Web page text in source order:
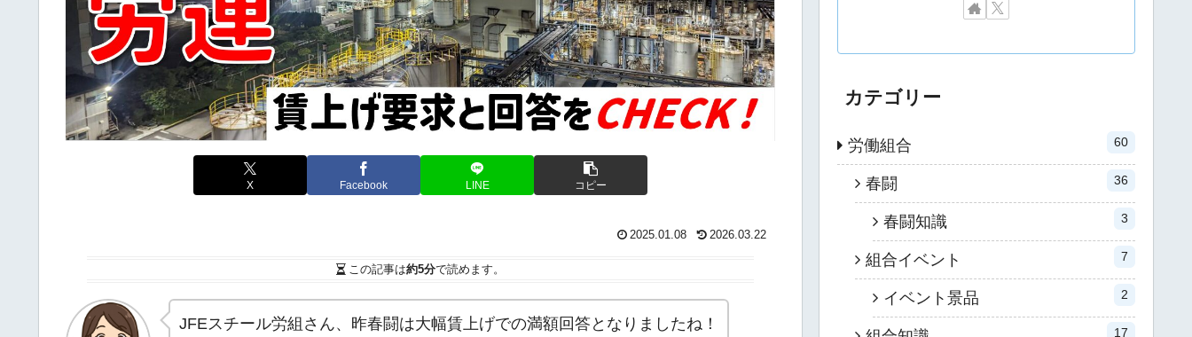
X Facebook LINE コピー
2025.01.08 2026.03.22
この記事は約5分で読めます。
JFEスチール労組さん、昨春闘は大幅賃上げでの満額回答となりましたね！
カテゴリー
労働組合 60
春闘 36
春闘知識 3
組合イベント 7
イベント景品 2
17